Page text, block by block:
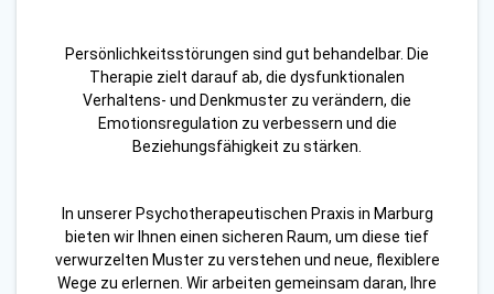
Persönlichkeitsstörungen sind gut behandelbar. Die
Therapie zielt darauf ab, die dysfunktionalen
Verhaltens- und Denkmuster zu verändern, die
Emotionsregulation zu verbessern und die
Beziehungsfähigkeit zu stärken.
In unserer Psychotherapeutischen Praxis in Marburg
bieten wir Ihnen einen sicheren Raum, um diese tief
verwurzelten Muster zu verstehen und neue, flexiblere
Wege zu erlernen. Wir arbeiten gemeinsam daran, Ihre